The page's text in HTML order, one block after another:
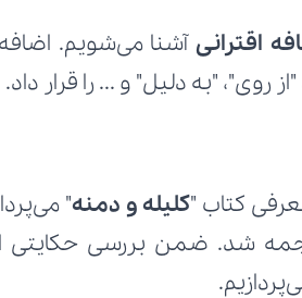
اقترانی
روی"، "به دلیل" و ... را قرار داد.
کتاب "کلیله و دمنه"